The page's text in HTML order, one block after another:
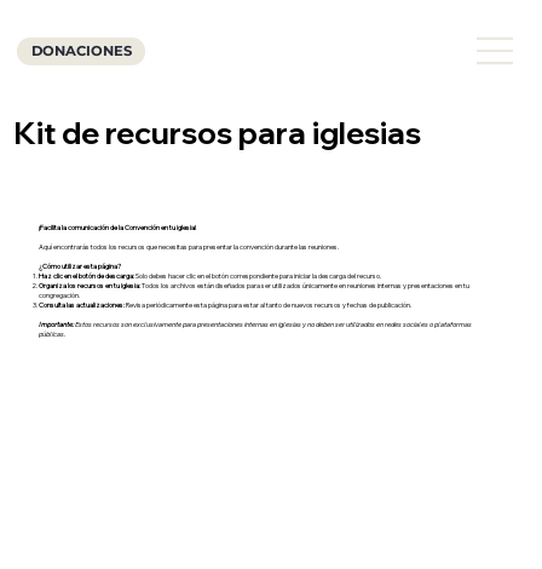
DONACIONES
Kit de recursos para iglesias
¡Facilita la comunicación de la Convención en tu iglesia!
Aquí encontrarás todos los recursos que necesitas para presentar la convención durante las reuniones.​
¿Cómo utilizar esta página?
Haz clic en el botón de descarga:Solo debes hacer clic en el botón correspondiente para iniciar la descarga del recurso.
Organiza los recursos en tu iglesia:Todos los archivos están diseñados para ser utilizados únicamente en reuniones internas y presentaciones en tu
congregación.
Consulta las actualizaciones:Revisa periódicamente esta página para estar al tanto de nuevos recursos y fechas de publicación.
Importante:Estos recursos son exclusivamente para presentaciones internas en iglesias y no deben ser utilizados en redes sociales o plataformas
públicas.